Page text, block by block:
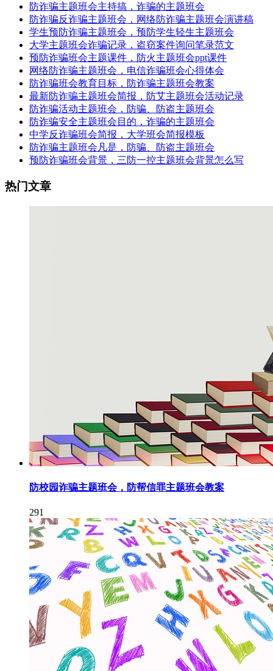
防诈骗主题班会主持搞，诈骗的主题班会
防诈骗反诈骗主题班会，网络防诈骗主题班会演讲稿
学生预防诈骗主题班会，预防学生轻生主题班会
大学主题班会诈骗记录，盗窃案件询问笔录范文
预防诈骗班会主题课件，防火主题班会ppt课件
网络防诈骗主题班会，电信诈骗班会心得体会
防诈骗班会教育目标，防诈骗主题班会教案
最新防诈骗主题班会简报，防艾主题班会活动记录
防诈骗活动主题班会，防骗、防盗主题班会
防诈骗安全主题班会目的，诈骗的主题班会
中学反诈骗班会简报，大学班会简报模板
防诈骗主题班会凡是，防骗、防盗主题班会
预防诈骗班会背景，三防一控主题班会背景怎么写
热门文章
防校园诈骗主题班会，防帮信罪主题班会教案
291